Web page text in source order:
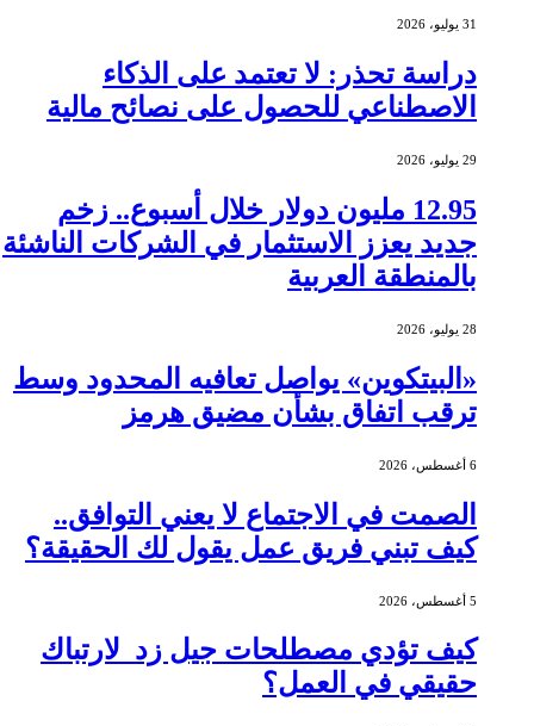
31 يوليو، 2026
دراسة تحذر: لا تعتمد على الذكاء
الاصطناعي للحصول على نصائح مالية
29 يوليو، 2026
12.95 مليون دولار خلال أسبوع.. زخم
جديد يعزز الاستثمار في الشركات الناشئة
بالمنطقة العربية
28 يوليو، 2026
«البيتكوين» يواصل تعافيه المحدود وسط
ترقب اتفاق بشأن مضيق هرمز
6 أغسطس، 2026
الصمت في الاجتماع لا يعني التوافق..
كيف تبني فريق عمل يقول لك الحقيقة؟
5 أغسطس، 2026
كيف تؤدي مصطلحات جيل زد لارتباك
حقيقي في العمل؟